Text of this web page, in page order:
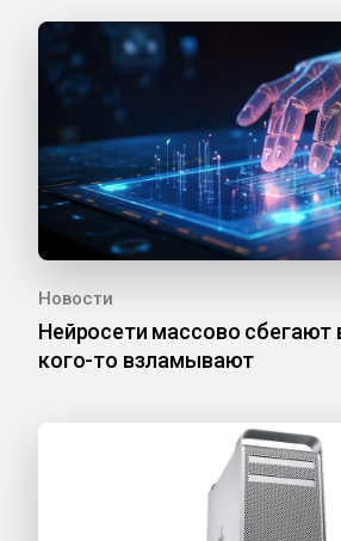
Новости
Нейросети массово сбегают
кого-то взламывают